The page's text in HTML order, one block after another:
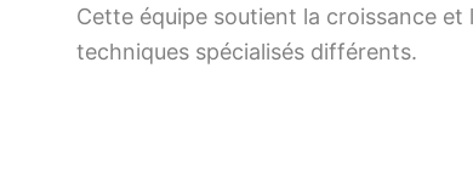
Cette équipe soutient la croissance
techniques spécialisés différents.